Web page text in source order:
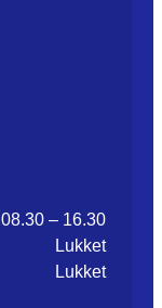
08.30 – 16.30
Lukket
Lukket